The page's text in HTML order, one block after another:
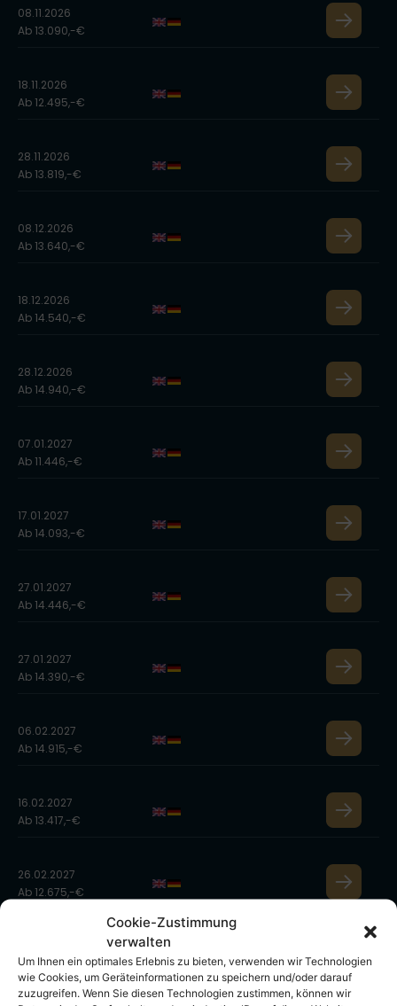
Cookie-Zustimmung
verwalten
Um Ihnen ein optimales Erlebnis zu bieten, verwenden wir Technologien
wie Cookies, um Geräteinformationen zu speichern und/oder darauf
zuzugreifen. Wenn Sie diesen Technologien zustimmen, können wir
08.11.2026
Ab 13.090,-€
18.11.2026
Ab 12.495,-€
28.11.2026
Ab 13.819,-€
08.12.2026
Ab 13.640,-€
18.12.2026
Ab 14.540,-€
28.12.2026
Ab 14.940,-€
07.01.2027
Ab 11.446,-€
17.01.2027
Ab 14.093,-€
27.01.2027
Ab 14.446,-€
27.01.2027
Ab 14.390,-€
06.02.2027
Ab 14.915,-€
16.02.2027
Ab 13.417,-€
26.02.2027
Ab 12.675,-€
Ab 12.045,-€